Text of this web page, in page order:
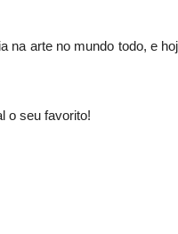
na arte no mundo todo, e
o seu favorito!